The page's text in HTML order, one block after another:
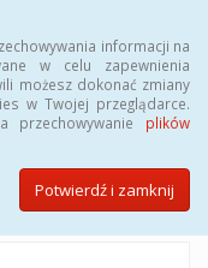
informacji na
w celu zapewnienia
możesz dokonać zmiany
w Twojej przeglądarce.
przechowywanie plików
Potwierdź i zamknij